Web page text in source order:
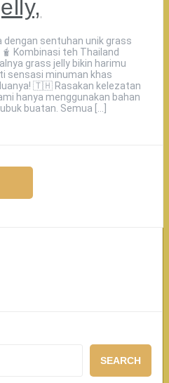
dengan sentuhan unik grass
Kombinasi teh Thailand
grass jelly bikin harimu
sensasi minuman khas
🇹🇭️ Rasakan kelezatan
hanya menggunakan bahan
buatan. Semua […]
SEARCH